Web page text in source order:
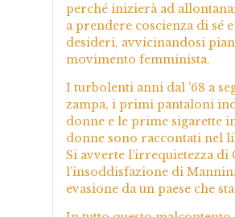
perché inizierà ad
a prendere coscienza di sé
desideri, avvicinandosi
movimento femminista.
I turbolenti anni dal ’68 a
zampa, i primi pantaloni
donne e le prime sigarette
donne sono raccontati nel
Si avverte l’irrequietezza di
l’insoddisfazione di
evasione da un paese che